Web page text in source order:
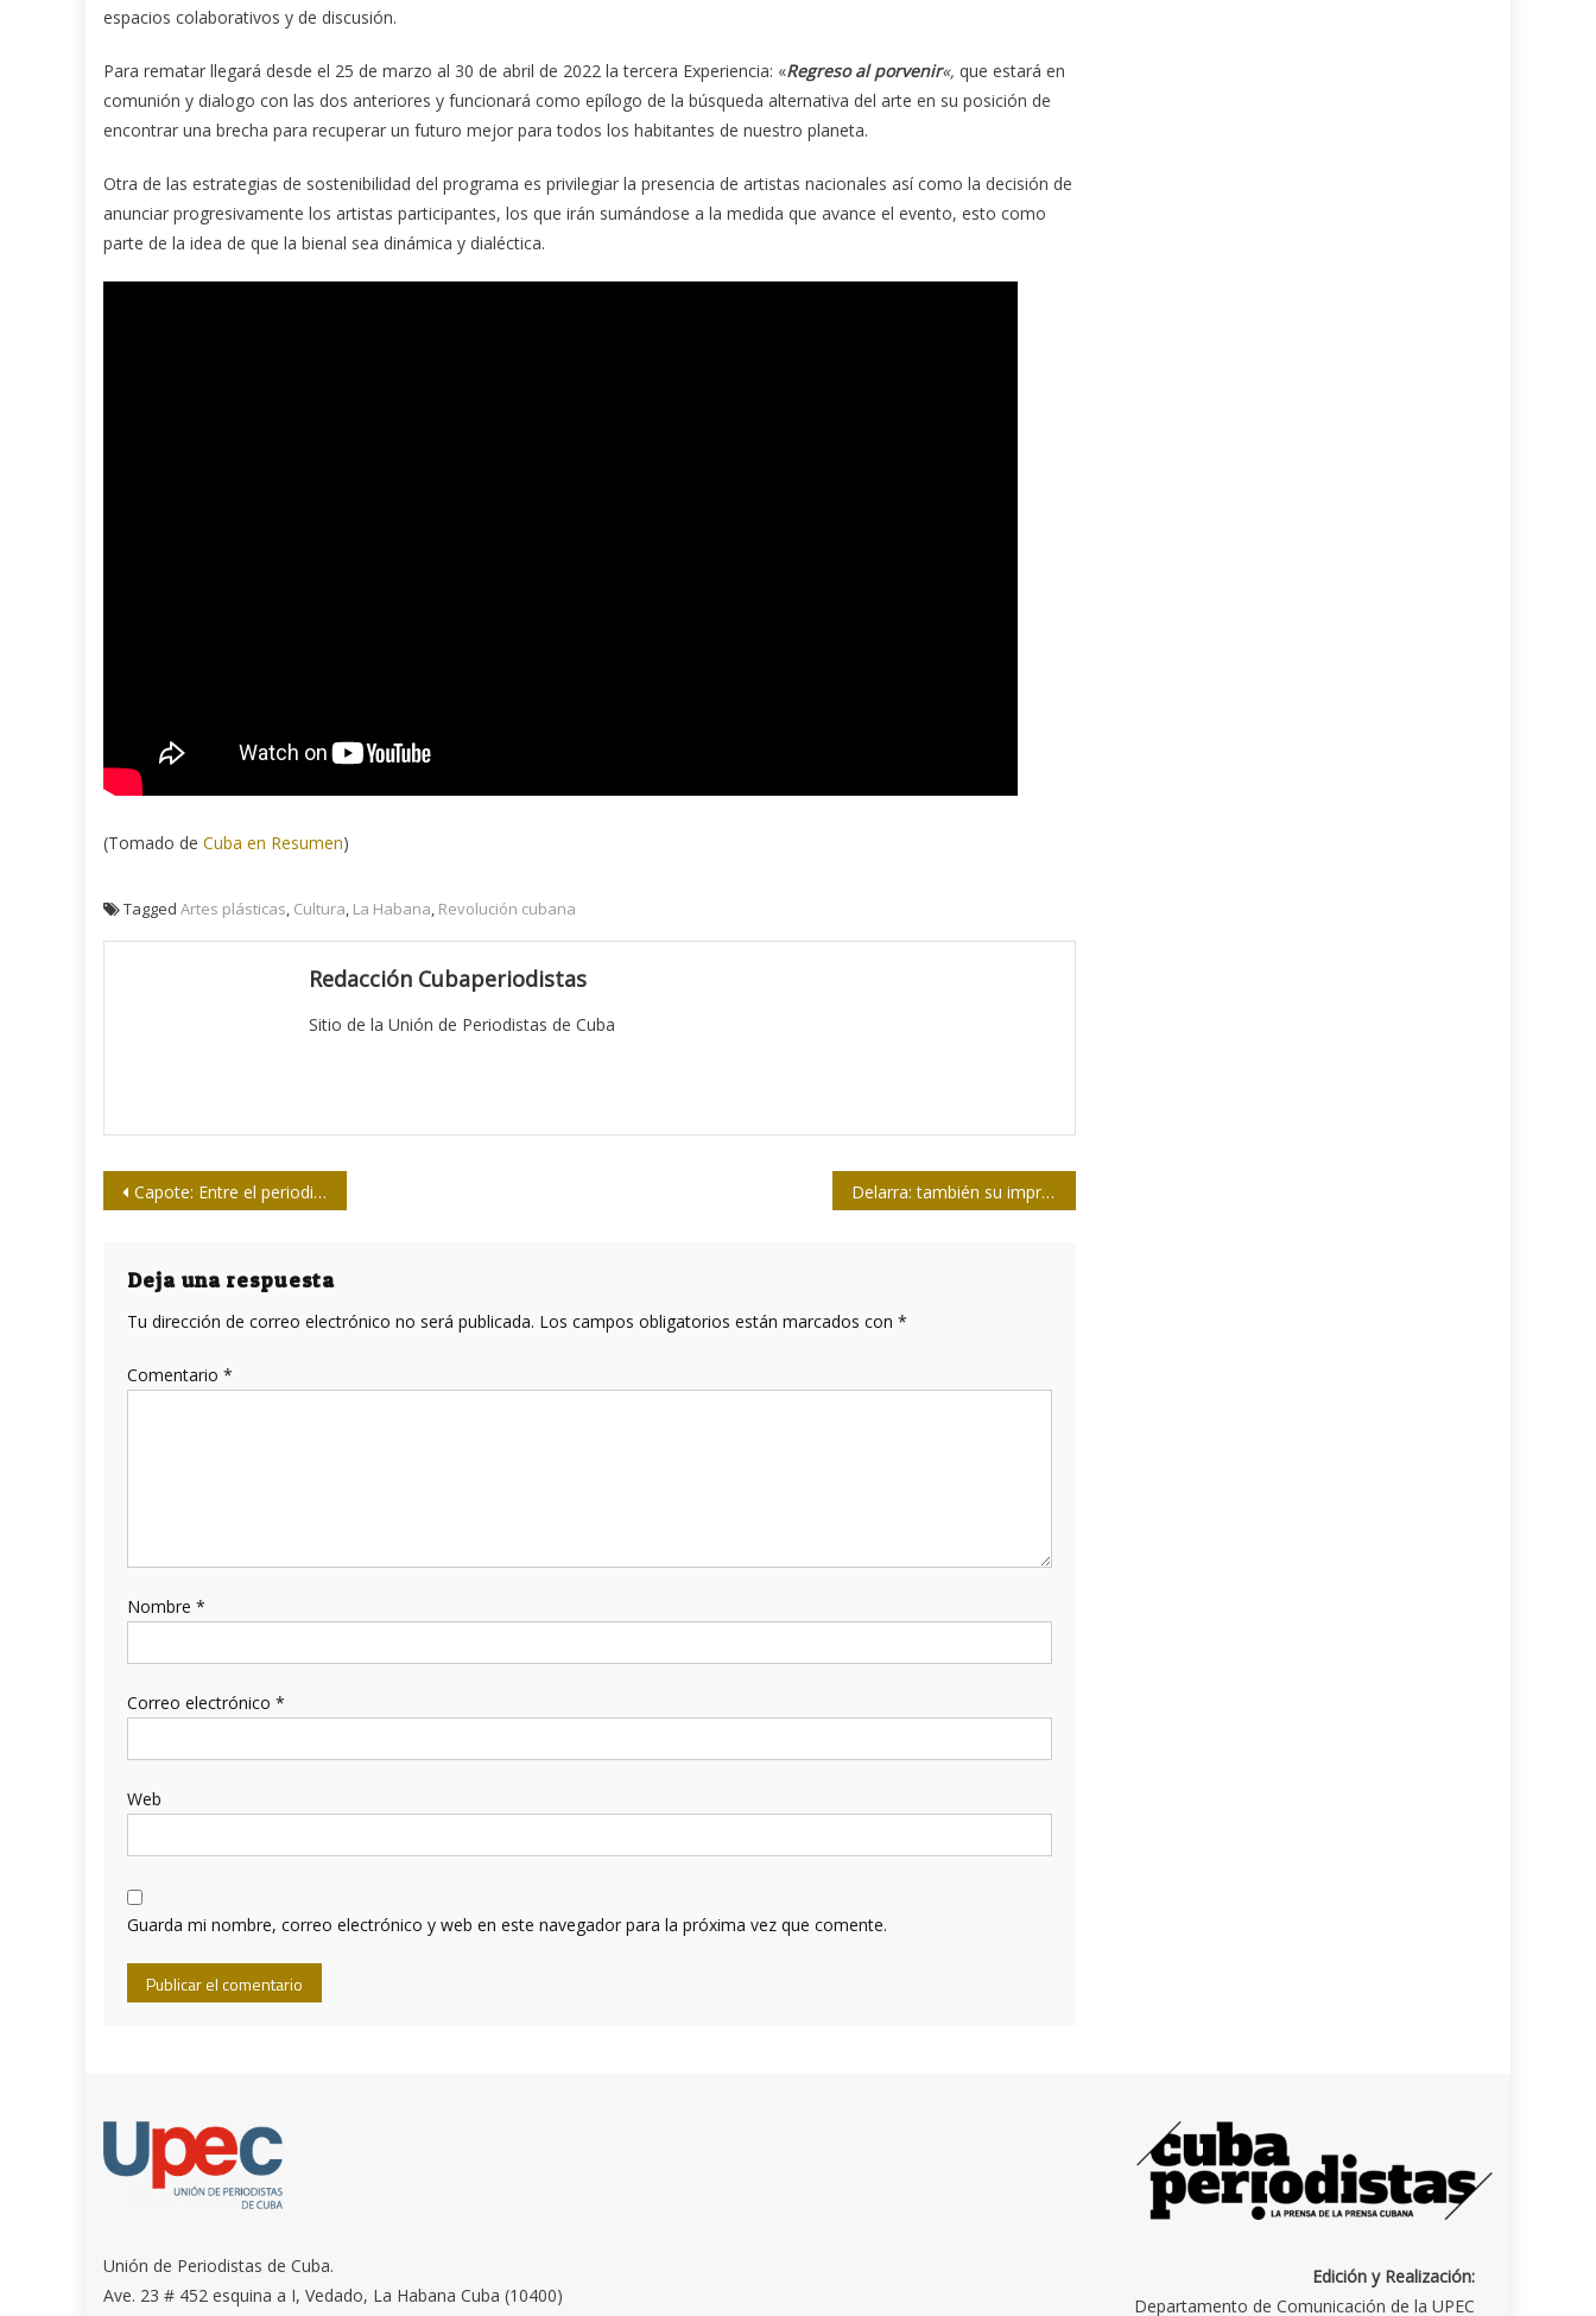
espacios colaborativos y de discusión.
Para rematar llegará desde el 25 de marzo al 30 de abril de 2022 la tercera Experiencia: «Regreso al porvenir«, que estará en
comunión y dialogo con las dos anteriores y funcionará como epílogo de la búsqueda alternativa del arte en su posición de
encontrar una brecha para recuperar un futuro mejor para todos los habitantes de nuestro planeta.
Otra de las estrategias de sostenibilidad del programa es privilegiar la presencia de artistas nacionales así como la decisión de
anunciar progresivamente los artistas participantes, los que irán sumándose a la medida que avance el evento, esto como
parte de la idea de que la bienal sea dinámica y dialéctica.
(Tomado de Cuba en Resumen)
Tagged Artes plásticas, Cultura, La Habana, Revolución cubana
Redacción Cubaperiodistas
Sitio de la Unión de Periodistas de Cuba
Navegación
entradas
Capote: Entre el periodismo y la literatura Delarra: también su impronta en la ilustración de prensa
Deja una respuesta
Tu dirección de correo electrónico no será publicada. Los campos obligatorios están marcados con *
Comentario *
Nombre *
Correo electrónico *
Web
Guarda mi nombre, correo electrónico y web en este navegador para la próxima vez que comente.
Unión de Periodistas de Cuba.
Ave. 23 # 452 esquina a I, Vedado, La Habana Cuba (10400)
Edición y Realización:
Departamento de Comunicación de la UPEC